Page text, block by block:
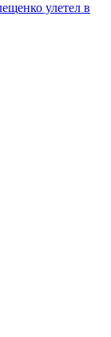
улетел в